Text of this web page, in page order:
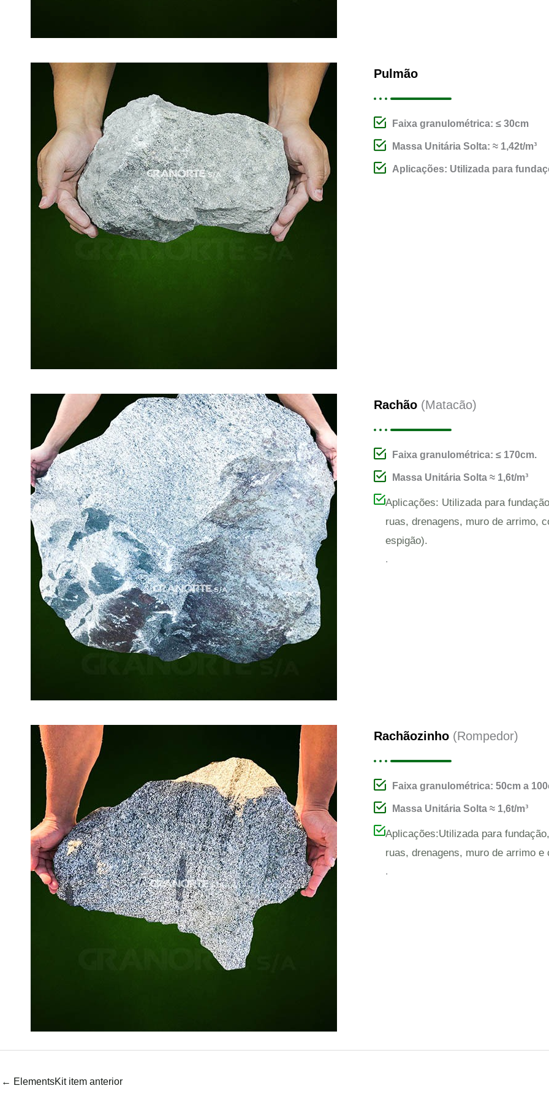
Pulmão
Faixa granulométrica: ≤ 30cm
Massa Unitária Solta: ≈ 1,42t/m³
Aplicações: Utilizada para
Rachão (Matacão)
Faixa granulométrica: ≤ 170cm.
Massa Unitária Solta ≈ 1,6t/m³
Aplicações: Utilizada para
ruas, drenagens, muro de arrimo,
espigão).
.
Rachãozinho (Rompedor)
Faixa granulométrica: 50cm a
Massa Unitária Solta ≈ 1,6t/m³
Aplicações:Utilizada para
ruas, drenagens, muro de arrimo
.
← ElementsKit item anterior